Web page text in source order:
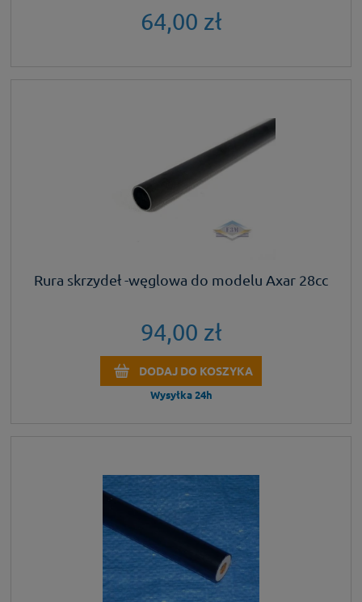
64,00 zł
Rura skrzydeł -węglowa do modelu Axar 28cc
94,00 zł
DODAJ DO KOSZYKA
Wysyłka 24h